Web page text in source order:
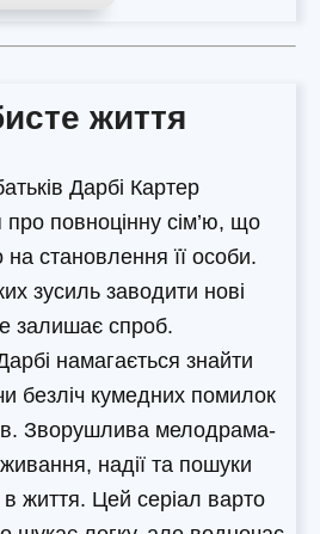
життя
Дарбі Картер
повноцінну сім’ю, що
становлення її особи.
зусиль заводити нові
залишає спроб.
намагається знайти
безліч кумедних помилок
Зворушлива мелодрама-
надії та пошуки
життя. Цей серіал варто